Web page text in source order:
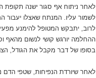
לאחר ניתוח אף סגור ישנה
לשמור עליו. המנתח שאצלו יעבור
לרוב, יתבקש המטופל להימנע
ההחלמה יורגש קושי לנשום מהאף
בסופו של דבר מקבל את הגודל,
לאחר שיורדת הנפיחות, שטפי הדם